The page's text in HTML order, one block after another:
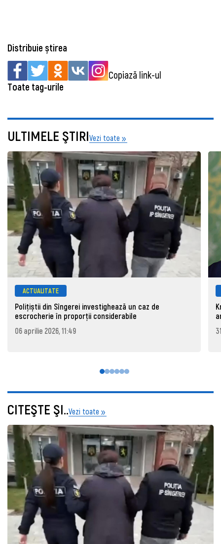
Distribuie știrea
Copiază link-ul
Toate tag-urile
ULTIMELE ŞTIRIVezi toate
ACTUALITATE
Polițiștii din Sîngerei investighează un caz de
escrocherie în proporții considerabile
06 aprilie 2026, 11:49
CITEŞTE ŞI..Vezi toate